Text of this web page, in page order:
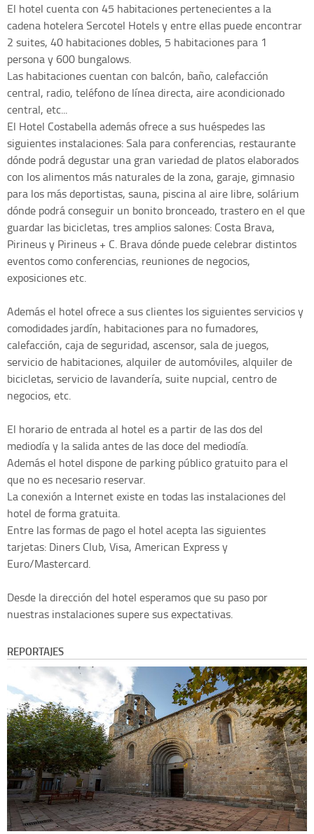
El hotel cuenta con 45 habitaciones pertenecientes a la
cadena hotelera Sercotel Hotels y entre ellas puede encontrar
2 suites, 40 habitaciones dobles, 5 habitaciones para 1
persona y 600 bungalows.
Las habitaciones cuentan con balcón, baño, calefacción
central, radio, teléfono de línea directa, aire acondicionado
central, etc...
El Hotel Costabella además ofrece a sus huéspedes las
siguientes instalaciones: Sala para conferencias, restaurante
dónde podrá degustar una gran variedad de platos elaborados
con los alimentos más naturales de la zona, garaje, gimnasio
para los más deportistas, sauna, piscina al aire libre, solárium
dónde podrá conseguir un bonito bronceado, trastero en el que
guardar las bicicletas, tres amplios salones: Costa Brava,
Pirineus y Pirineus + C. Brava dónde puede celebrar distintos
eventos como conferencias, reuniones de negocios,
exposiciones etc.
Además el hotel ofrece a sus clientes los siguientes servicios y
comodidades jardín, habitaciones para no fumadores,
calefacción, caja de seguridad, ascensor, sala de juegos,
servicio de habitaciones, alquiler de automóviles, alquiler de
bicicletas, servicio de lavandería, suite nupcial, centro de
negocios, etc.
El horario de entrada al hotel es a partir de las dos del
mediodía y la salida antes de las doce del mediodía.
Además el hotel dispone de parking público gratuito para el
que no es necesario reservar.
La conexión a Internet existe en todas las instalaciones del
hotel de forma gratuita.
Entre las formas de pago el hotel acepta las siguientes
tarjetas: Diners Club, Visa, American Express y
Euro/Mastercard.
Desde la dirección del hotel esperamos que su paso por
nuestras instalaciones supere sus expectativas.
REPORTAJES